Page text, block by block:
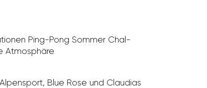
Ping-Pong Sommer Chal­
Atmo­sphäre
Blue Rose und Clau­dias